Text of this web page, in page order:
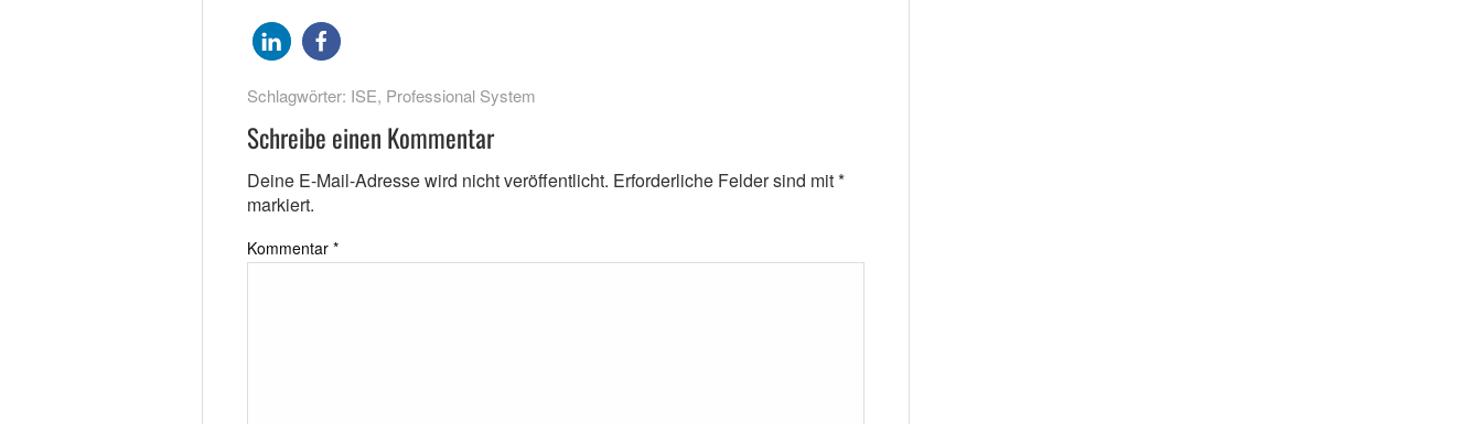
Schlagwörter: ISE, Professional System
Schreibe einen Kommentar
Deine E-Mail-Adresse wird nicht veröffentlicht. Erforderliche Felder sind mit*
markiert.
Kommentar *